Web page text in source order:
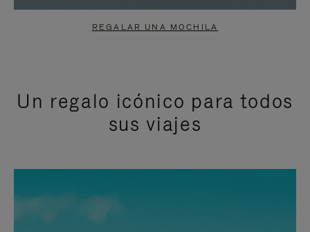
REGALAR UNA MOCHILA
Un regalo icónico para todos
sus viajes